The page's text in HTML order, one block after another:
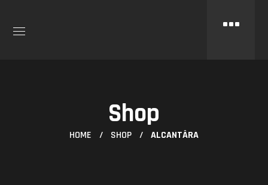
Shop
HOME SHOP ALCANTÂRA